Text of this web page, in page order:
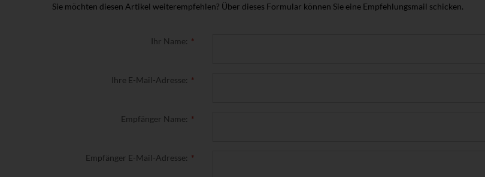
Sie möchten diesen Artikel weiterempfehlen? Über dieses Formular können Sie eine Empfehlungsmail schicken.
Ihr Name:
Ihre E-Mail-Adresse:
Empfänger Name:
Empfänger E-Mail-Adresse: